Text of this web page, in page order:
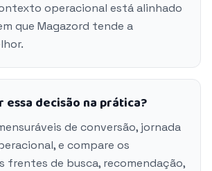
operacional está alinhado
que Magazord tende a
essa decisão na prática?
de conversão, jornada
e compare os
frentes de busca, recomendação,